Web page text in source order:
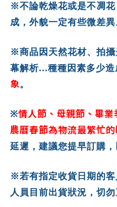
※不論乾燥花或是不凋
成，外貌一定有些微差異
※商品因天然花材、拍
幕解析...種種因素多少造
象。
※情人節、母親節、畢業
農曆春節為物流最繁忙
延遲，建議您提早訂購，
※若有指定收貨日期的
人員目前出貨狀況，切勿